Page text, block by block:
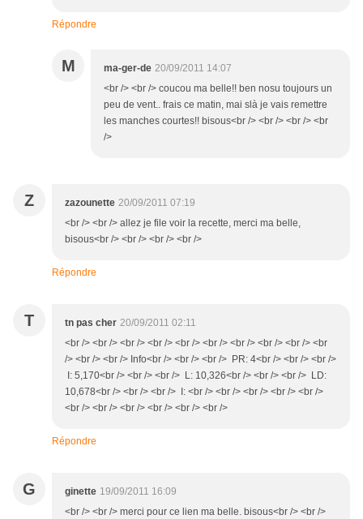
Répondre
M ma-ger-de 20/09/2011 14:07
<br /> <br /> coucou ma belle!! ben nosu toujours un
peu de vent.. frais ce matin, mai slà je vais remettre
les manches courtes!! bisous<br /> <br /> <br /> <br
/>
Z zazounette 20/09/2011 07:19
<br /> <br /> allez je file voir la recette, merci ma belle,
bisous<br /> <br /> <br /> <br />
Répondre
T tn pas cher 20/09/2011 02:11
<br /> <br /> <br /> <br /> <br /> <br /> <br /> <br /> <br /> <br
/> <br /> <br /> Info<br /> <br /> <br /> PR: 4<br /> <br /> <br />
I: 5,170<br /> <br /> <br /> L: 10,326<br /> <br /> <br /> LD:
10,678<br /> <br /> <br /> I: <br /> <br /> <br /> <br /> <br />
<br /> <br /> <br /> <br /> <br /> <br />
Répondre
G ginette 19/09/2011 16:09
<br /> <br /> merci pour ce lien ma belle. bisous<br /> <br />